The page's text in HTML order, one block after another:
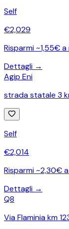
Self
€2,029
Risparmi ~1,55€
Dettagli →
Agip Eni
strada statale 3
Self
€2,014
Risparmi ~2,30€
Dettagli →
Q8
Via Flaminia km